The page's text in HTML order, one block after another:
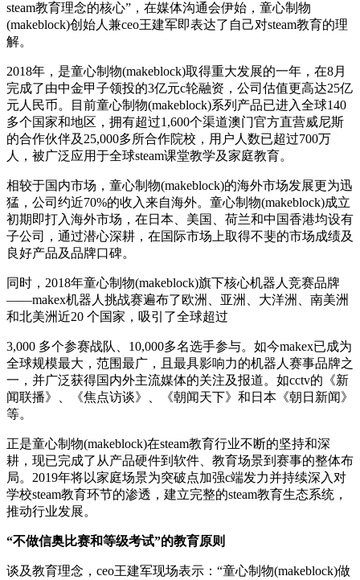
steam教育理念的核心”，在媒体沟通会伊始，童心制物
(makeblock)创始人兼ceo王建军即表达了自己对steam教育的理
解。
2018年，是童心制物(makeblock)取得重大发展的一年，在8月
完成了由中金甲子领投的3亿元c轮融资，公司估值更高达25亿
元人民币。目前童心制物(makeblock)系列产品已进入全球140
多个国家和地区，拥有超过1,600个渠道澳门官方直营威尼斯
的合作伙伴及25,000多所合作院校，用户人数已超过700万
人，被广泛应用于全球steam课堂教学及家庭教育。
相较于国内市场，童心制物(makeblock)的海外市场发展更为迅
猛，公司约近70%的收入来自海外。童心制物(makeblock)成立
初期即打入海外市场，在日本、美国、荷兰和中国香港均设有
子公司，通过潜心深耕，在国际市场上取得不斐的市场成绩及
良好产品及品牌口碑。
同时，2018年童心制物(makeblock)旗下核心机器人竞赛品牌
——makex机器人挑战赛遍布了欧洲、亚洲、大洋洲、南美洲
和北美洲近20 个国家，吸引了全球超过
3,000 多个参赛战队、10,000多名选手参与。如今makex已成为
全球规模最大，范围最广，且最具影响力的机器人赛事品牌之
一，并广泛获得国内外主流媒体的关注及报道。如cctv的《新
闻联播》、《焦点访谈》、《朝闻天下》和日本《朝日新闻》
等。
正是童心制物(makeblock)在steam教育行业不断的坚持和深
耕，现已完成了从产品硬件到软件、教育场景到赛事的整体布
局。2019年将以家庭场景为突破点加强c端发力并持续深入对
学校steam教育环节的渗透，建立完整的steam教育生态系统，
推动行业发展。
“不做信奥比赛和等级考试”的教育原则
谈及教育理念，ceo王建军现场表示：“童心制物(makeblock)做